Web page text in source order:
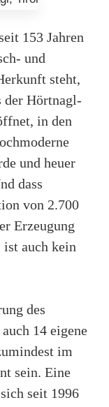
153 Jahren
und
steht,
der Hörtnagl-
in den
und heuer
dass
von 2.700
Erzeugung
auch kein
des
14 eigene
im
sein. Eine
seit 1996